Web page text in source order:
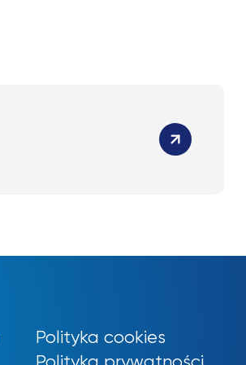
Polityka cookies